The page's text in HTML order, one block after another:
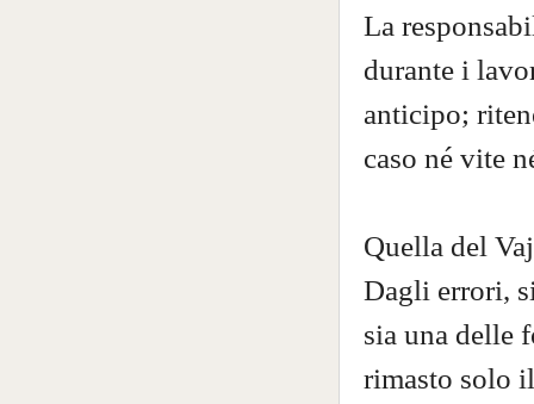
La
durante i
anticipo;
caso né vite
Quella del
Dagli errori,
sia una delle
rimasto solo